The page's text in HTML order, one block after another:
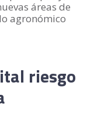
áreas de
agronómico
riesgo